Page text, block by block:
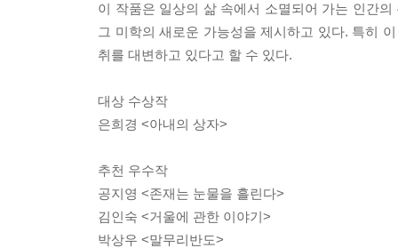
이 작품은 일상의 삶 속에서 소멸되어 가는 인간
그 미학의 새로운 가능성을 제시하고 있다. 특히
취를 대변하고 있다고 할 수 있다.
대상 수상작
은희경 <아내의 상자>
추천 우수작
공지영 <존재는 눈물을 흘린다>
김인숙 <거울에 관한 이야기>
박상우 <말무리반도>